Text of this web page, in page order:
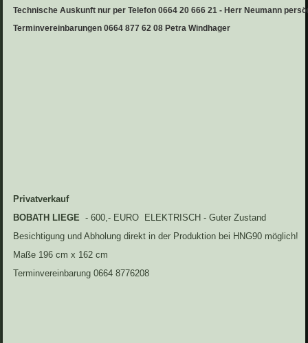
Technische Auskunft nur per Telefon 0664 20 666 21 - Herr Neumann
Terminvereinbarungen 0664 877 62 08 Petra Windhager
Privatverkauf
BOBATH LIEGE - 600,- EURO ELEKTRISCH - Guter Zustand
Besichtigung und Abholung direkt in der Produktion bei HNG90 möglich!
Maße 196 cm x 162 cm
Terminvereinbarung 0664 8776208